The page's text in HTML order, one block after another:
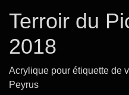
Terroir du
2018
Acrylique pour étiquette de
Peyrus